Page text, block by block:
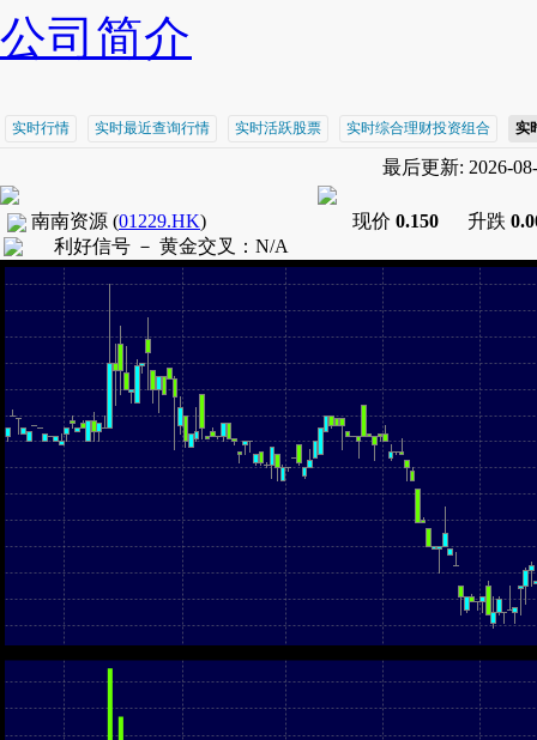
公司简介
实时行情 实时最近查询行情 实时活跃股票 实时综合理财投资组合 实
最后更新: 2026-
南南资源 (01229.HK) 现价 0.150 升跌
利好信号 － 黄金交叉 ： N/A